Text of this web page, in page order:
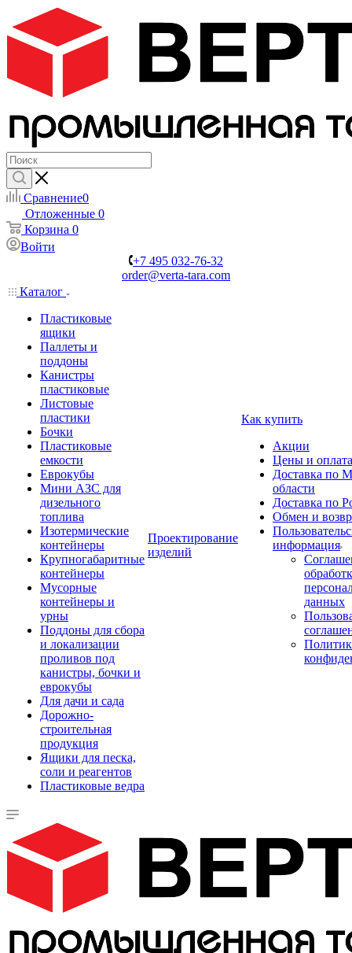
Сравнение0
Отложенные 0
Корзина 0
Войти
+7 495 032-76-32
order@verta-tara.com
Каталог
Пластиковые
ящики
Паллеты и
поддоны
Канистры
пластиковые
Листовые
пластики
Бочки
Пластиковые
емкости
Еврокубы
Мини АЗС для
дизельного
топлива
Изотермические
контейнеры
Крупногабаритные
контейнеры
Мусорные
контейнеры и
урны
Поддоны для сбора
и локализации
проливов под
канистры, бочки и
еврокубы
Для дачи и сада
Дорожно-
строительная
продукция
Ящики для песка,
соли и реагентов
Пластиковые ведра
Проектирование
изделий
Как купить
Акции
Цены и оплата
Доставка по
области
Доставка по
Обмен и
информация
данных